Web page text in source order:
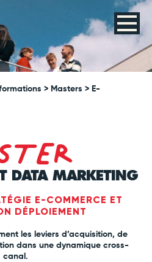
> Masters > E-
DATA MARKETING
E-COMMERCE ET
DÉPLOIEMENT
les leviers d’acquisition, de
dans une dynamique cross-
canal.